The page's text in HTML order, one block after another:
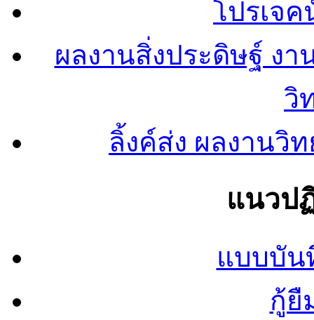
โปรเจ
ผลงานสิ่งประดิษฐ์ งา
วิ
ลิ้งค์ส่ง ผลงานวิ
แนวป
แบบบัน
กู้ยื